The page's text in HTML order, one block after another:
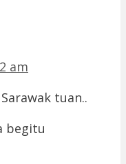
am
tuan..
begitu